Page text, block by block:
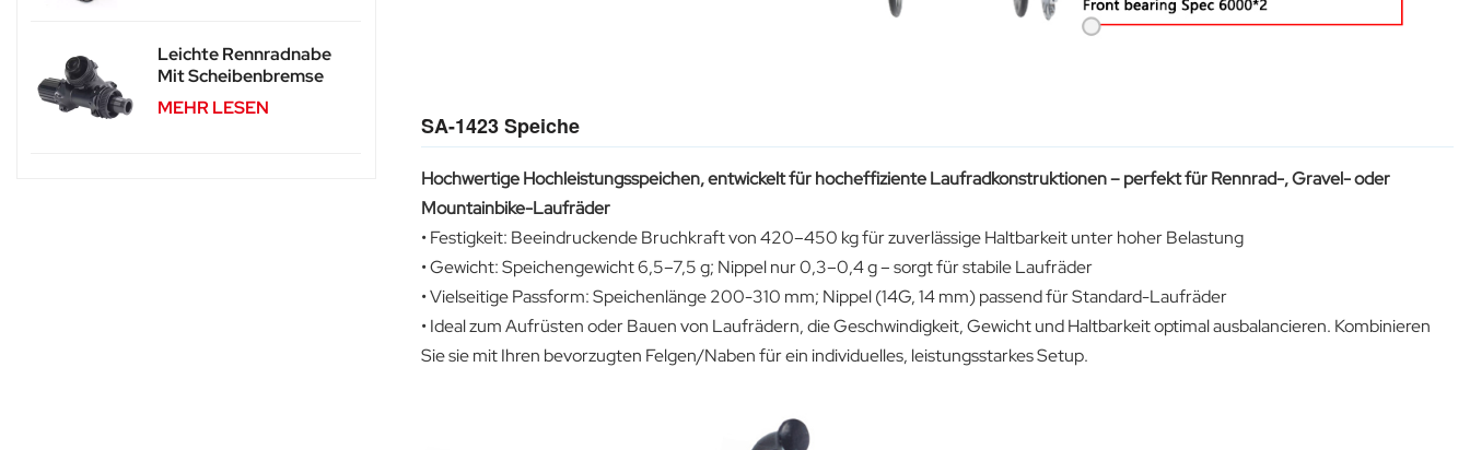
Leichte Rennradnabe
Mit Scheibenbremse
Und Centerlock-
Funktion SA-RD02SL
MEHR LESEN
SA-1423 Speiche
Hochwertige Hochleistungsspeichen, entwickelt für hocheffiziente Laufradkonstruktionen – perfekt für Rennrad-, Gravel- oder
Mountainbike-Laufräder
• Festigkeit: Beeindruckende Bruchkraft von 420–450 kg für zuverlässige Haltbarkeit unter hoher Belastung
• Gewicht: Speichengewicht 6,5–7,5 g; Nippel nur 0,3–0,4 g – sorgt für stabile Laufräder
• Vielseitige Passform: Speichenlänge 200-310 mm; Nippel (14G, 14 mm) passend für Standard-Laufräder
• Ideal zum Aufrüsten oder Bauen von Laufrädern, die Geschwindigkeit, Gewicht und Haltbarkeit optimal ausbalancieren. Kombinieren
Sie sie mit Ihren bevorzugten Felgen/Naben für ein individuelles, leistungsstarkes Setup.